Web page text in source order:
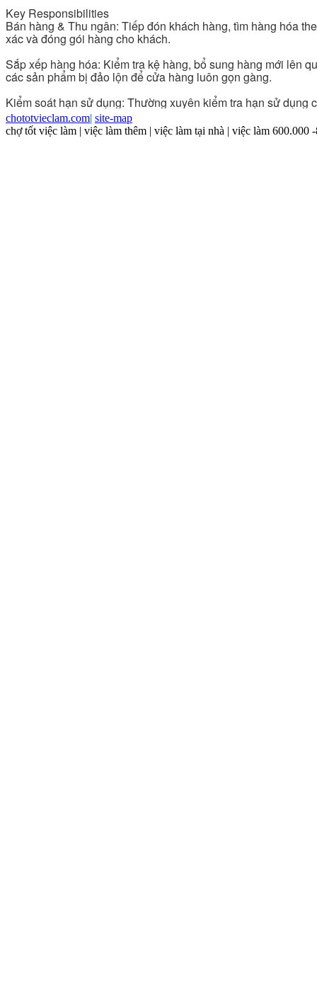
chototvieclam.com| site-map
chợ tốt việc làm | việc làm thêm | việc làm tại nhà | việc làm 600.000